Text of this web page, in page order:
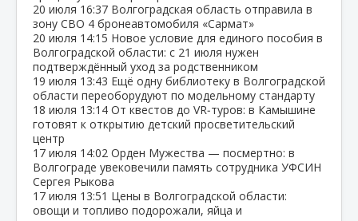
20 июля 16:37 Волгоградская область отправила в
зону СВО 4 бронеавтомобиля «Сармат»
20 июля 14:15 Новое условие для единого пособия в
Волгоградской области: с 21 июля нужен
подтверждённый уход за родственником
19 июля 13:43 Ещё одну библиотеку в Волгоградской
области переоборудуют по модельному стандарту
18 июля 13:14 От квестов до VR‑туров: в Камышине
готовят к открытию детский просветительский
центр
17 июля 14:02 Орден Мужества — посмертно: в
Волгограде увековечили память сотрудника УФСИН
Сергея Рыкова
17 июля 13:51 Цены в Волгоградской области:
овощи и топливо подорожали, яйца и